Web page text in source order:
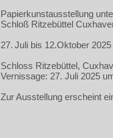
Papierkunstausstellung
Schloß Ritzebüttel
27. Juli bis 12.Oktober 2025
Schloss Ritzebüttel,
Vernissage: 27. Juli 2025
Zur Ausstellung erscheint